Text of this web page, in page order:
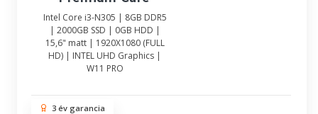
Intel Core i3-N305 | 8GB DDR5
| 2000GB SSD | 0GB HDD |
15,6" matt | 1920X1080 (FULL
HD) | INTEL UHD Graphics |
W11 PRO
3 év garancia